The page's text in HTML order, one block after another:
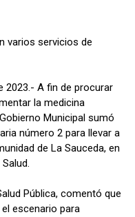
varios servicios de
2023.- A fin de procurar
la medicina
Municipal sumó
número 2 para llevar a
de La Sauceda, en
Pública, comentó que
escenario para